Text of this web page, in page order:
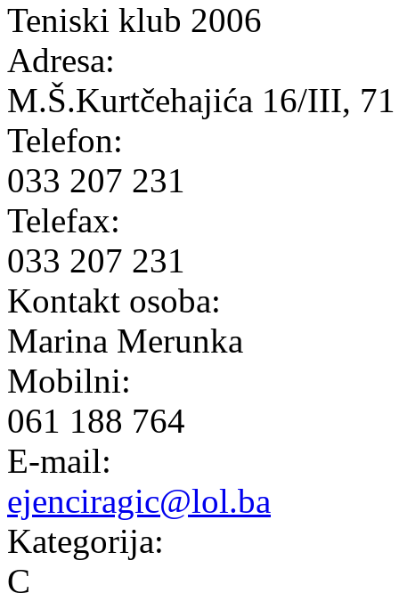
Teniski klub 2006
Adresa:
M.Š.Kurtčehajića 16/III,
Telefon:
033 207 231
Telefax:
033 207 231
Kontakt osoba:
Marina Merunka
Mobilni:
061 188 764
E-mail:
ejenciragic@lol.ba
Kategorija:
C